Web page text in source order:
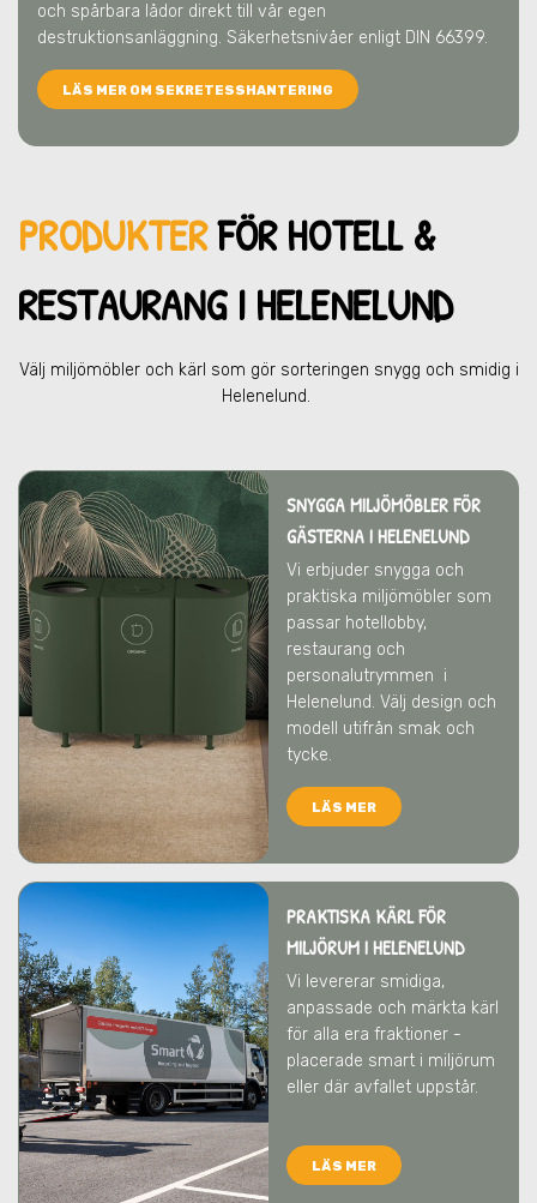
och spårbara lådor direkt till vår egen
destruktionsanläggning. Säkerhetsnivåer enligt DIN 66399.
LÄS MER OM SEKRETESSHANTERING
PRODUKTERFÖR HOTELL &
RESTAURANG I HELENELUND
Välj miljömöbler och kärl som gör sorteringen snygg och smidig i
Helenelund.
SNYGGA MILJÖMÖBLER FÖR
GÄSTERNA I HELENELUND
Vi erbjuder snygga och
praktiska miljömöbler som
passar hotellobby,
restaurang och
personalutrymmen i
Helenelund. Välj design och
modell utifrån smak och
tycke.
LÄS MER
PRAKTISKA KÄRL FÖR
MILJÖRUMI HELENELUND
Vi levererar smidiga,
anpassade och märkta kärl
för alla era fraktioner -
placerade smart i miljörum
eller där avfallet uppstår.
LÄS MER